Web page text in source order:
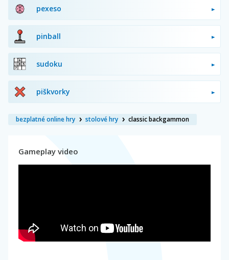
pexeso
pinball
sudoku
piškvorky
bezplatné online hry stolové hry classic backgammon
Gameplay video